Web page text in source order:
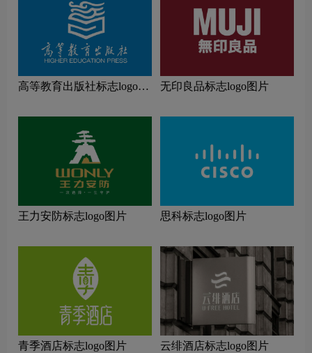
高等教育出版社标志logo图
无印良品标志logo图片
王力安防标志logo图片 思科标志logo图片
青季酒店标志logo图片 云绯酒店标志logo图片